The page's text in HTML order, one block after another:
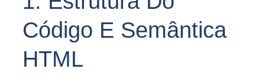
Código E Semântica
HTML